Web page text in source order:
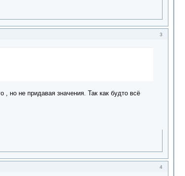
3
но не придавая значения. Так как будто всё
4